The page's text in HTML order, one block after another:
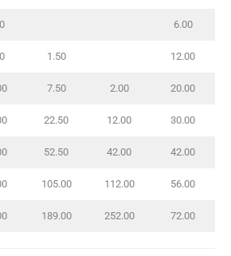
6.00
1.50 12.00
7.50 2.00 20.00
22.50 12.00 30.00
52.50 42.00 42.00
105.00 112.00 56.00
189.00 252.00 72.00